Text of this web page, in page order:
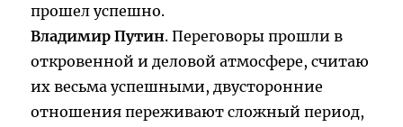
прошел успешно.
Владимир Путин. Переговоры прошли в
откровенной и деловой атмосфере, считаю
их весьма успешными, двусторонние
отношения переживают сложный период,